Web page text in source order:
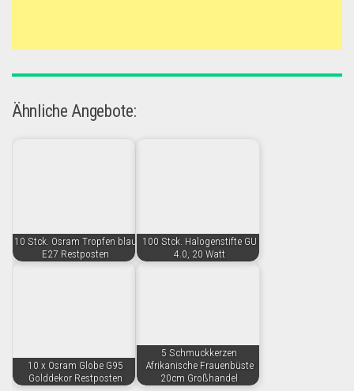
Ähnliche Angebote:
10 Stck. Osram Tropfen blau
E27 Restposten
100 Stck. Halogenstifte GU
4.0, 20 Watt
10 x Osram Globe G95
Golddekor Restposten
5 Schmuckkerzen
Afrikanische Frauenbüste
20cm Großhandel